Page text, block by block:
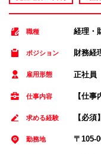
職種 経理・
ポジション 財務経
雇用形態 正社員
仕事内容 【仕
求める経験 【必
勤務地 〒105-